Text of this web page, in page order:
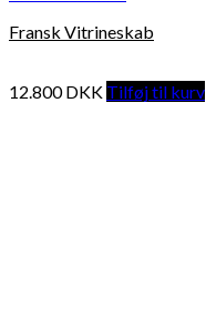
Fransk Vitrineskab
12.800DKK Tilføj til kurv